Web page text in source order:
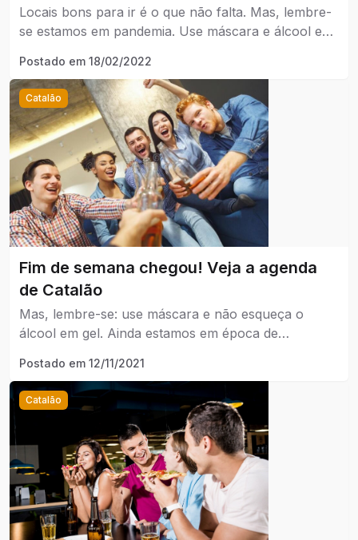
Locais bons para ir é o que não falta. Mas, lembre-
se estamos em pandemia. Use máscara e álcool em
Postado em 18/02/2022
Catalão
Fim de semana chegou! Veja a agenda
de Catalão
Mas, lembre-se: use máscara e não esqueça o
álcool em gel. Ainda estamos em época de
Postado em 12/11/2021
Catalão